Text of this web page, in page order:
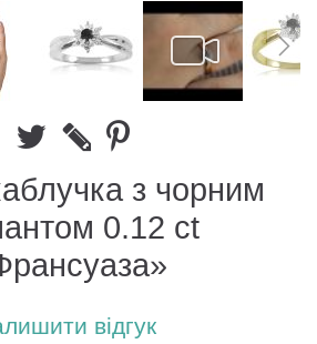
з чорним
0.12 ct
відгук